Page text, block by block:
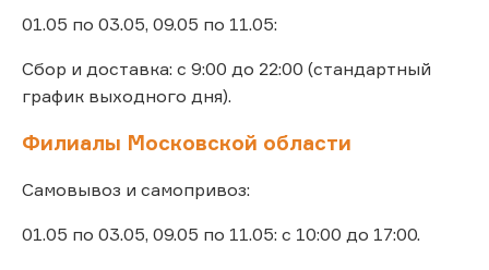
01.05 по 03.05, 09.05 по 11.05:
Сбор и доставка: с 9:00 до 22:00 (стандартный
график выходного дня).
Филиалы Московской области
Самовывоз и самопривоз:
01.05 по 03.05, 09.05 по 11.05: с 10:00 до 17:00.